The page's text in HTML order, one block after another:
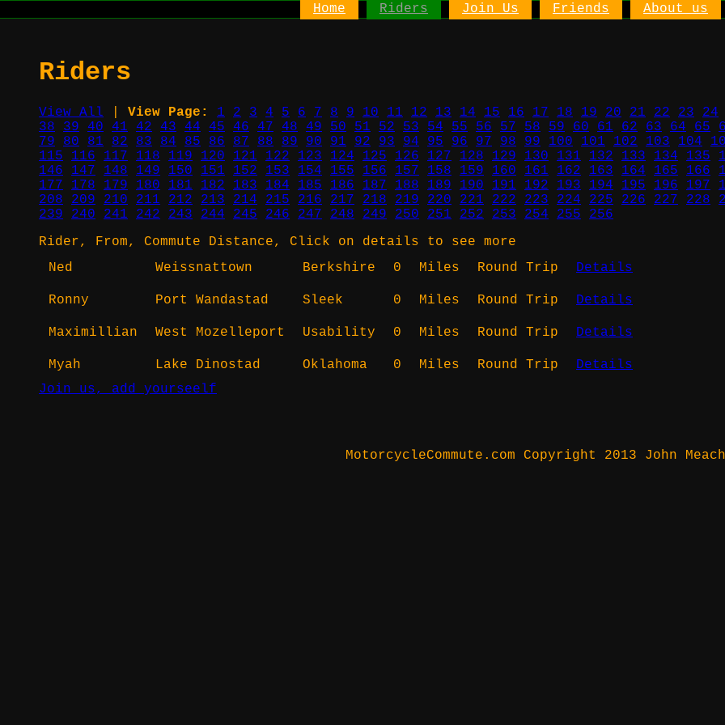
Home Riders Join Us Friends About us
Riders
View All View Page: 1 2 3 4 5 6 7 8 9 10 11 12 13 14 15 16 17 18 19 20 21 22 23
24
38
39 40 41 42 43 44 45 46 47 48 49 50 51 52 53 54 55 56 57 58 59 60 61 62 63 64 65
79
80 81 82 83 84 85 86 87 88 89 90 91 92 93 94 95 96 97 98 99 100 101 102 103 104
115
116 117 118 119 120 121 122 123 124 125 126 127 128 129 130 131 132 133 134 135
146
147 148 149 150 151 152 153 154 155 156 157 158 159 160 161 162 163 164 165 166
177
178 179 180 181 182 183 184 185 186 187 188 189 190 191 192 193 194 195 196 197
208
209 210 211 212 213 214 215 216 217 218 219 220 221 222 223 224 225 226 227 228
239
240 241 242 243 244 245 246 247 248 249 250 251 252 253 254 255
256
Rider, From, Commute Distance, Click on details to see more
Ned
Weissnattown Berkshire 0 Miles Round Trip Details
Ronny Port Wandastad Sleek 0 Miles Round Trip Details
Maximillian West Mozelleport Usability 0 Miles Round Trip Details
Myah Lake Dinostad Oklahoma 0 Miles Round Trip
Details
Join us, add yourseelf
MotorcycleCommute.com Copyright 2013 John